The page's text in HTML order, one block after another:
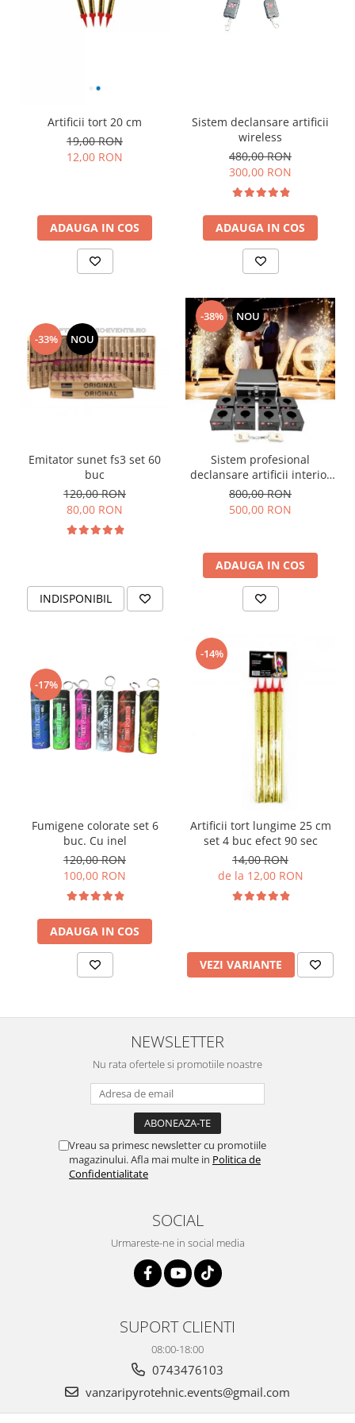
Artificii tort 20 cm
19,00 RON
12,00 RON
ADAUGA IN COS
Sistem declansare artificii
wireless
480,00 RON
300,00 RON
ADAUGA IN COS
-33% NOU
Emitator sunet fs3 set 60
buc
120,00 RON
80,00 RON
INDISPONIBIL
-38% NOU
Sistem profesional
declansare artificii interior
D 8
800,00 RON
500,00 RON
ADAUGA IN COS
-17%
Fumigene colorate set 6
buc. Cu inel
120,00 RON
100,00 RON
ADAUGA IN COS
-14%
Artificii tort lungime 25 cm
set 4 buc efect 90 sec
14,00 RON
de la 12,00 RON
VEZI VARIANTE
NEWSLETTER
Nu rata ofertele si promotiile noastre
Vreau sa primesc newsletter cu promotiile
magazinului. Afla mai multe in Politica de
Confidentialitate
SOCIAL
Urmareste-ne in social media
SUPORT CLIENTI
08:00-18:00
0743476103
vanzaripyrotehnic.events@gmail.com